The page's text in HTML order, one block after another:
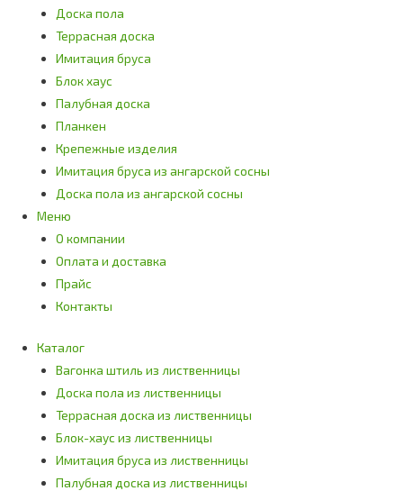
Доска пола
Террасная доска
Имитация бруса
Блок хаус
Палубная доска
Планкен
Крепежные изделия
Имитация бруса из ангарской сосны
Доска пола из ангарской сосны
Меню
О компании
Оплата и доставка
Прайс
Контакты
Каталог
Вагонка штиль из лиственницы
Доска пола из лиственницы
Террасная доска из лиственницы
Блок-хаус из лиственницы
Имитация бруса из лиственницы
Палубная доска из лиственницы